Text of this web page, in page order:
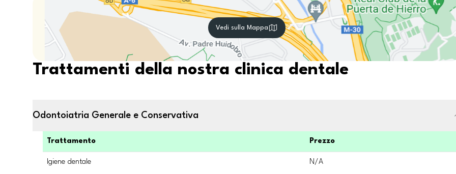
Vedi sulla Mappa
Trattamenti della nostra clinica dentale
Odontoiatria Generale e Conservativa
Trattamento Prezzo
Igiene dentale N/A